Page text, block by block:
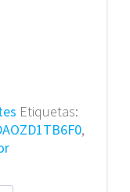
Etiquetas:
,